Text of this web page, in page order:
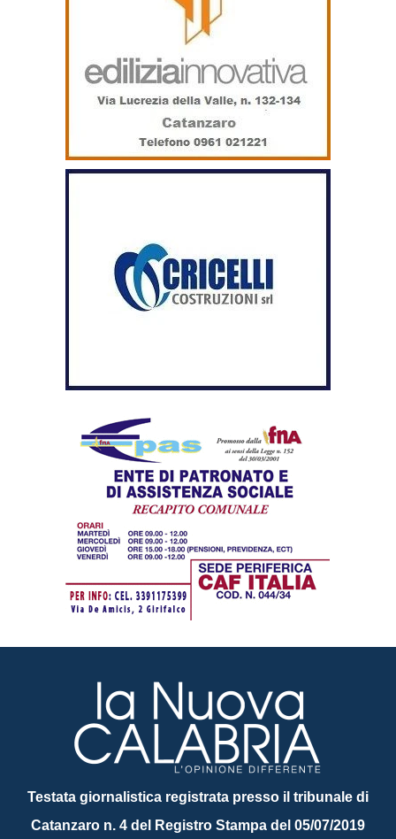
Testata giornalistica registrata presso il tribunale di
Catanzaro n. 4 del Registro Stampa del 05/07/2019